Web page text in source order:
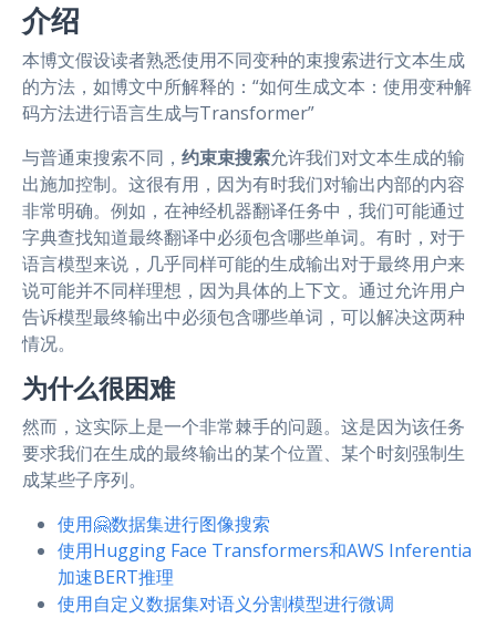
介绍
本博文假设读者熟悉使用不同变种的束搜索进行文本生成
的方法，如博文中所解释的：“如何生成文本：使用变种解
码方法进行语言生成与Transformer”
与普通束搜索不同， 约束束搜索允许我们对文本生成的输
出施加控制。这很有用，因为有时我们对输出内部的内容
非常明确。例如，在神经机器翻译任务中，我们可能通过
字典查找知道最终翻译中必须包含哪些单词。有时，对于
语言模型来说，几乎同样可能的生成输出对于最终用户来
说可能并不同样理想，因为具体的上下文。通过允许用户
告诉模型最终输出中必须包含哪些单词，可以解决这两种
情况。
为什么很困难
然而，这实际上是一个非常棘手的问题。这是因为该任务
要求我们在生成的最终输出的某个位置、某个时刻强制生
成某些子序列。
使用🤗数据集进行图像搜索
使用Hugging Face Transformers和AWS Inferentia
加速BERT推理
使用自定义数据集对语义分割模型进行微调